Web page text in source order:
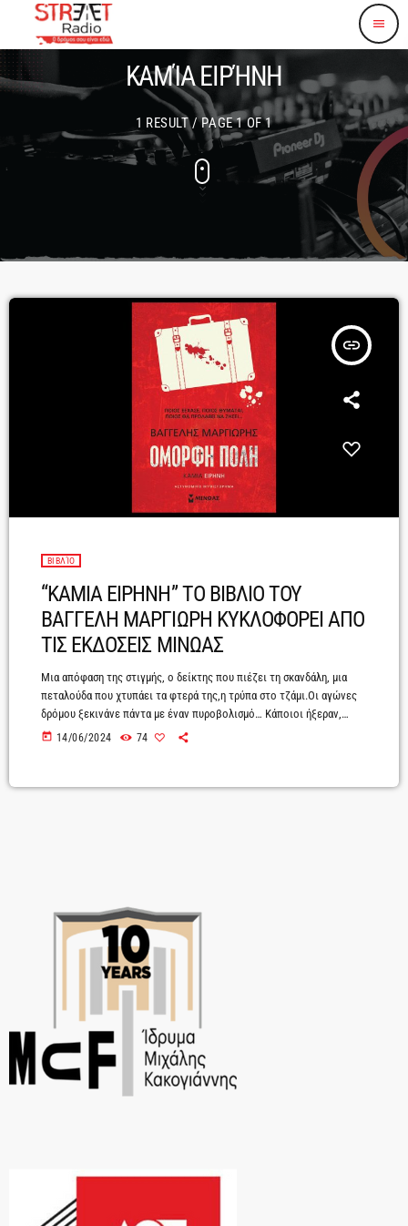
menu
ΚΑΜΊΑ ΕΙΡΉΝΗ
1 RESULT / PAGE 1 OF 1
insert_link
ΒΙΒΛΊΟ
“ΚΑΜΙΑ ΕΙΡΗΝΗ” ΤΟ ΒΙΒΛΙΟ ΤΟΥ
ΒΑΓΓΕΛΗ ΜΑΡΓΙΩΡΗ ΚΥΚΛΟΦΟΡΕΙ ΑΠΟ
ΤΙΣ ΕΚΔΟΣΕΙΣ ΜΙΝΩΑΣ
Μια απόφαση της στιγμής, ο δείκτης που πιέζει τη σκανδάλη, μια
πεταλούδα που χτυπάει τα φτερά της,η τρύπα στο τζάμι.Οι αγώνες
δρόμου ξεκινάνε πάντα με έναν πυροβολισμό… Κάποιοι ήξεραν,
μερικοί θα μάθουν, άλλοι θα τρέχουν να βρουν τα γιατί.Δύο φίλοι
τηλεφώνημα οδηγεί στην ανείπωτη τραγωδία. Το νιόπαντρο ζευγάρι
today 14/06/2024 74